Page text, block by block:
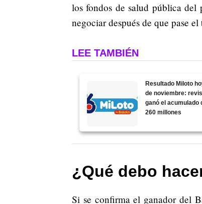
los fondos de salud pública del
negociar después de que pase
LEE TAMBIÉN
Resultado Miloto
de noviembre:
ganó el acumulado
260 millones
¿Qué debo
Si se confirma el ganador del